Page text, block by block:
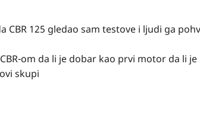
CBR 125 gledao sam testove i ljudi ga
om da li je dobar kao prvi motor da li
skupi